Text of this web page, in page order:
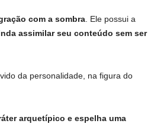
com a sombra. Ele possui a
assimilar seu conteúdo sem ser
da personalidade, na figura do
arquetípico e espelha uma